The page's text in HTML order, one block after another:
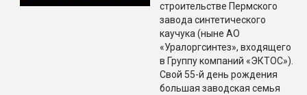
строительстве Пермского
завода синтетического
каучука (ныне АО
«Уралоргсинтез», входящего
в Группу компаний «ЭКТОС»).
Свой 55-й день рождения
большая заводская семья